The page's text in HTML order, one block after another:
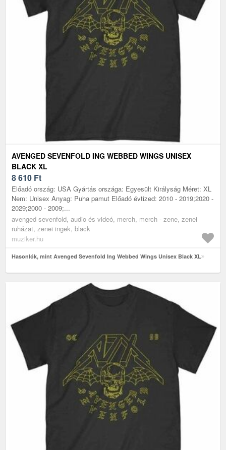
AVENGED SEVENFOLD ING WEBBED WINGS UNISEX
BLACK XL
8 610 Ft
Előadó ország: USA Gyártás országa: Egyesült Királyság Méret: XL
Nem: Unisex Anyag: Puha pamut Előadó évtized: 2010 - 2019;2020 -
2029;2000 - 2009;...
avenged sevenfold, audio és videó, merch, merch - zene, zenei
ruházat, zenei ingek, black
muziker.hu
Hasonlók, mint Avenged Sevenfold Ing Webbed Wings Unisex Black XL